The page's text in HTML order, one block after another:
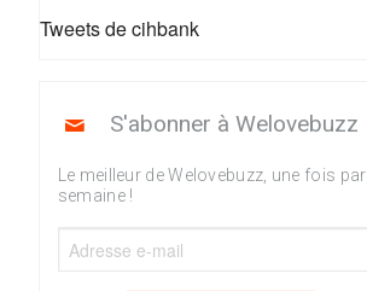
Tweets de cihbank
S'abonner à Welovebuzz
Le meilleur de Welovebuzz, une fois par
semaine !